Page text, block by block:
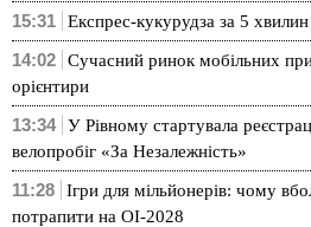
15:31 Експрес-кукурудза за 5 хвилин
14:02
Сучасний ринок мобільних
орієнтири
13:34
У Рівному стартувала
велопробіг «За Незалежність»
11:28
Ігри для мільйонерів: чому
потрапити на ОІ-2028